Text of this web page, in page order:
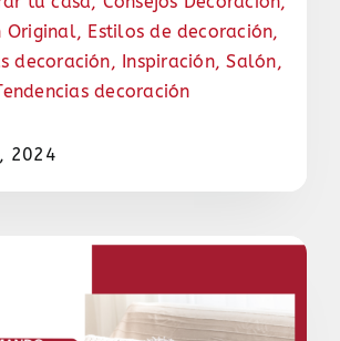
Original, Estilos de decoración,
decoración, Inspiración,Salón,
decoración
2024